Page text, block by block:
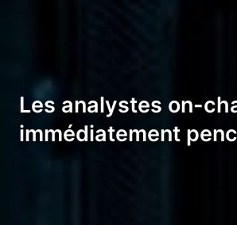
Les analystes on-
immédiatement